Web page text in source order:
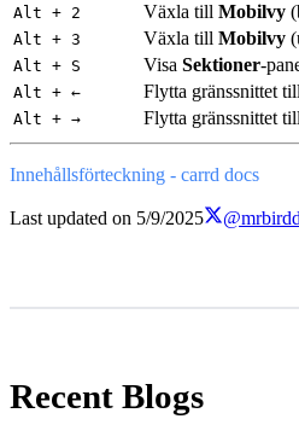
Alt + 2 Växla till Mobilvy
Alt + 3 Växla till Mobilvy
Alt + S Visa Sektioner-
Alt + ← Flytta gränssnittet till
Alt + → Flytta gränssnittet till
Innehållsförteckning - carrd docs
Last updated on 5/9/2025
Recent Blogs